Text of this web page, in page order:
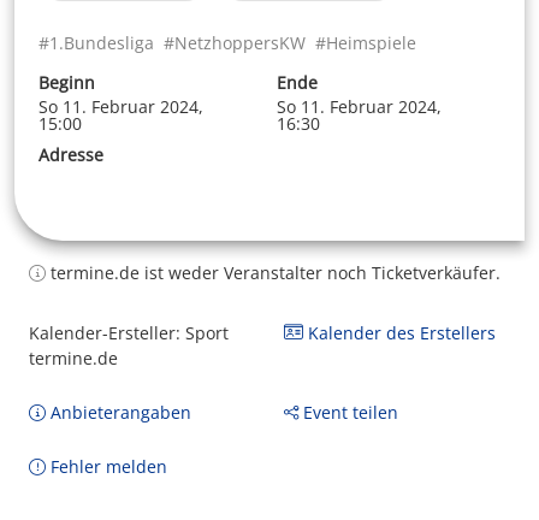
#1.Bundesliga #NetzhoppersKW #Heimspiele
Beginn
So 11. Februar 2024,
15:00
Ende
So 11. Februar 2024,
16:30
Adresse
termine.de ist weder Veranstalter noch Ticketverkäufer.
Kalender-Ersteller: Sport
termine.de
Kalender des Erstellers
Anbieterangaben Event teilen
Fehler melden